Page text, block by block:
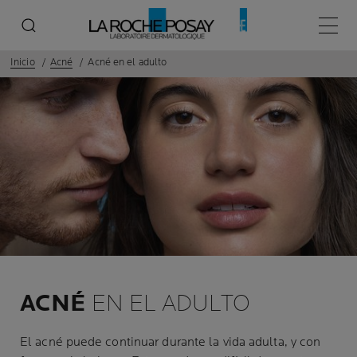
Menú
Inicio Acné Acné en el adulto
ACNÉ EN EL ADULTO
El acné puede continuar durante la vida adulta, y con